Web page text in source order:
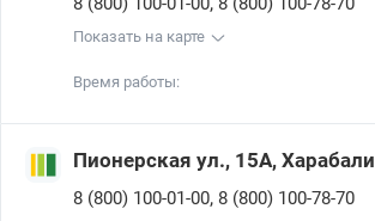
Показать на карте
Время работы:
Пионерская ул., 15А, Харабали
8 (800) 100-01-00, 8 (800) 100-78-70